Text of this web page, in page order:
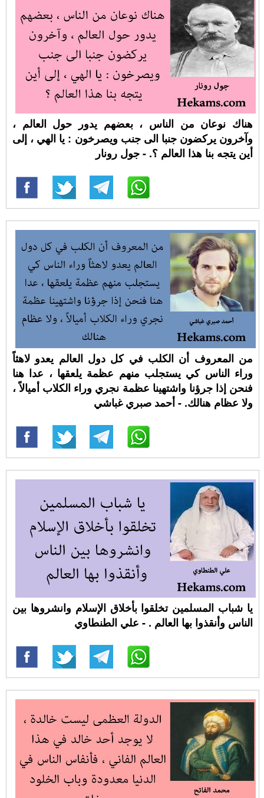
هناك نوعان من الناس ، بعضهم يدور حول العالم ،
وآخرون يركضون جنبا الى جنب ويصرخون : يا الهي ، إلى
أين يتجه بنا هذا العالم ؟. - جول رونار
من المعروف أن الكلب في كل دول العالم يعدو لاهثاً
وراء الناس كي يستجلب منهم عظمة يلعقها ، عدا هنا
فنحن إذا جرؤنا واشتهينا عظمة نجري وراء الكلاب أميالاً ،
ولا عظام هنالك. - أحمد صبري غباشي
يا شباب المسلمين تخلقوا بأخلاق الإسلام وانشروها بين
الناس وأنقذوا بها العالم . - علي الطنطاوي